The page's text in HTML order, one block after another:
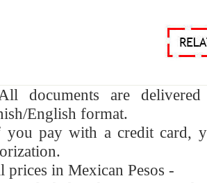
documents are
English format.
pay with a credit card,
in Mexican Pesos -